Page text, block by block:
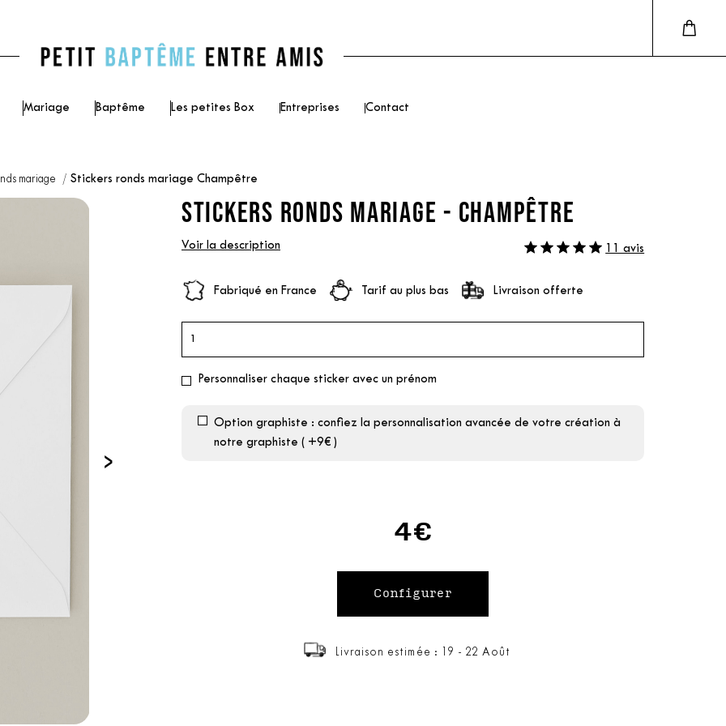
Mariage Baptême Les petites Box Entreprises Contact
mariage Stickers ronds mariage Champêtre
›
STICKERS RONDS MARIAGE - CHAMPÊTRE
Voir la description 11 avis
Fabriqué en France Tarif au plus bas Livraison offerte
Personnaliser chaque sticker avec un prénom
Option graphiste : confiez la personnalisation avancée de votre création à
notre graphiste ( +9€ )
4€
Livraison estimée : 19 - 22 Août